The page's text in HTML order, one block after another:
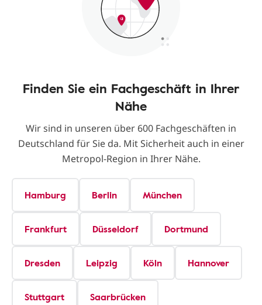
Finden Sie ein Fachgeschäft in Ihrer
Nähe
Wir sind in unseren über 600 Fachgeschäften in
Deutschland für Sie da. Mit Sicherheit auch in einer
Metropol-Region in Ihrer Nähe.
Hamburg Berlin München
Frankfurt Düsseldorf Dortmund
Dresden Leipzig Köln Hannover
Stuttgart Saarbrücken